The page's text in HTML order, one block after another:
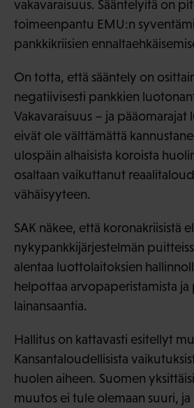
vakavaraisuus. Sääntelyitä on
toimeenpantu EMU:n
pankkikriisien
On totta, että sääntely on
negatiivisesti pankkien
Vakavaraisuus – ja pääomarajat
eivät ole välttämättä
ulospäin alhaisista koroista
osaltaan vaikuttanut
vähäisyyteen.
SAK näkee, että koronakriisistä
nykypankkijärjestelmän
alentaa luottolaitoksien
helpottaa arvopaperistamista
lainansaantia.
Hallitus on kattavasti esitellyt
Kansantaloudellisista
huolen aiheen. Suomen
muutos ei tule olemaan suuri, ja